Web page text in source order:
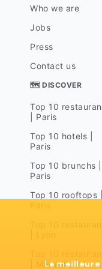
Who we are
Jobs
Press
Contact us
🗺 DISCOVER
Top 10
| Paris
Top 10 hotels |
Paris
Top 10 brunchs |
Paris
Top 10 rooftops |
| Marseille
La